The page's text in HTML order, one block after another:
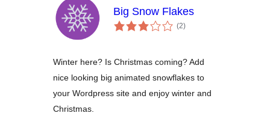
Big Snow Flakes
(2एकूण
मूल्यांकन
)
Winter here? Is Christmas coming? Add
nice looking big animated snowflakes to
your Wordpress site and enjoy winter and
Christmas.